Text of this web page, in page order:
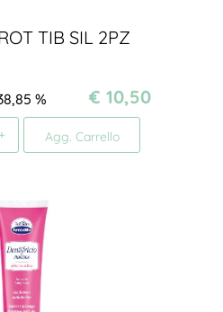
TIB SIL 2PZ
% € 10,50
Agg. Carrello